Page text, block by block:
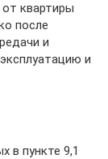
квартиры
после
и
и
в пункте 9,1